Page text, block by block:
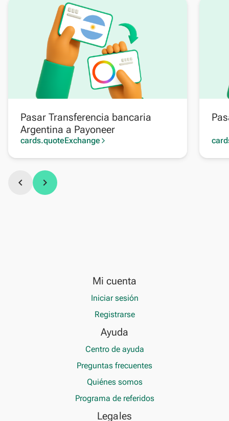
Pasar Transferencia bancaria
Argentina a Payoneer
cards.quoteExchange arrow_forward_ios
chevron_left chevron_right
Mi cuenta
Iniciar sesión
Registrarse
Ayuda
Centro de ayuda
Preguntas frecuentes
Quiénes somos
Programa de referidos
Legales